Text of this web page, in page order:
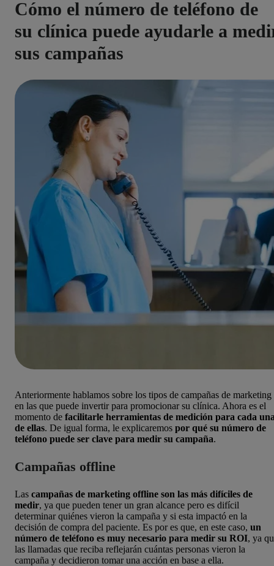
Cómo el número de teléfono de
su clínica puede ayudarle a
sus campañas
Anteriormente hablamos sobre los tipos de campañas de marketing
en las que puede invertir para promocionar su clínica. Ahora es el
momento de facilitarle herramientas de medición para cada
de ellas. De igual forma, le explicaremos por qué su número de
teléfono puede ser clave para medir su campaña.
Campañas offline
Las campañas de marketing offline son las más difíciles de
medir, ya que pueden tener un gran alcance pero es difícil
determinar quiénes vieron la campaña y si esta impactó en la
decisión de compra del paciente. Es por es que, en este caso, un
número de teléfono es muy necesario para medir su ROI, ya
las llamadas que reciba reflejarán cuántas personas vieron la
campaña y decidieron tomar una acción en base a ella.